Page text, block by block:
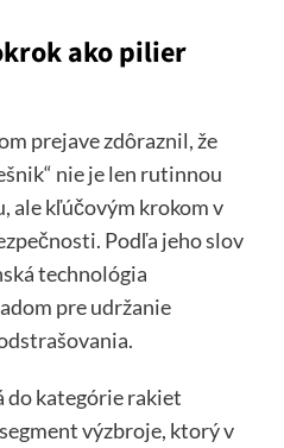
ako pilier
prejave zdôraznil, že
nie je len rutinnou
ale kľúčovým krokom v
Podľa jeho slov
technológia
pre udržanie
do kategórie rakiet
výzbroje, ktorý v